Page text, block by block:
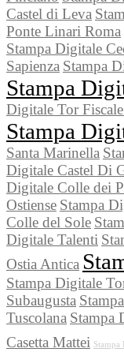
Castel di Leva
Ponte Linari Roma
Stampa Digitale
Sapienza Stampa
Stampa
Digitale Tor
Stampa
Santa Marinella
Digitale Castel Di
Digitale Colle dei
Ostiense Stampa
Colle del Sole
Digitale Talenti
Ostia Antica
Stampa Digitale
Subaugusta
Tuscolana Stampa
Casetta Mattei Stampa